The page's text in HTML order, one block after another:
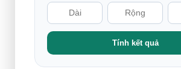
Tính kết quả